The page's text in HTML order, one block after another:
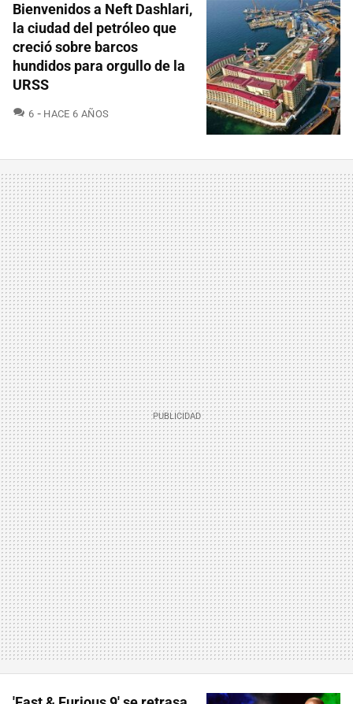
Bienvenidos a Neft Dashlari,
la ciudad del petróleo que
creció sobre barcos
hundidos para orgullo de la
URSS
6 COMENTARIOS
HACE 6 AÑOS